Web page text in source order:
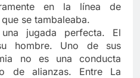
en la línea de
se tambaleaba.
jugada perfecta. El
hombre. Uno de sus
no es una conducta
de alianzas. Entre La